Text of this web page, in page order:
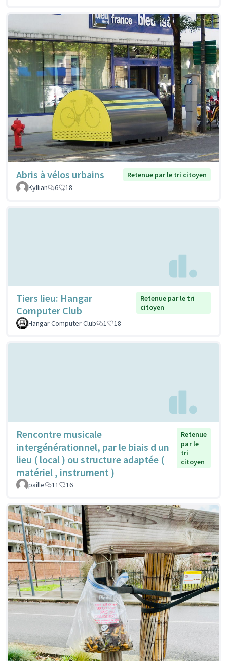
Abris à vélos urbains
Retenue par le tri citoyen
Kyllian
6 18
Tiers lieu: Hangar
Computer Club
Retenue par le tri
citoyen
Hangar Computer Club
1 18
Rencontre musicale
intergénérationnel, par le biais d un
lieu ( local ) ou structure adaptée (
matériel , instrument )
Retenue
par le
tri
citoyen
paille 11 16